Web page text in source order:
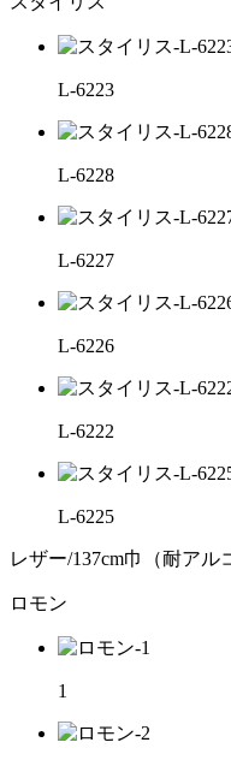
L-6223
L-6228
L-6227
L-6226
L-6222
L-6225
レザー/137cm巾（耐アル
ロモン
1